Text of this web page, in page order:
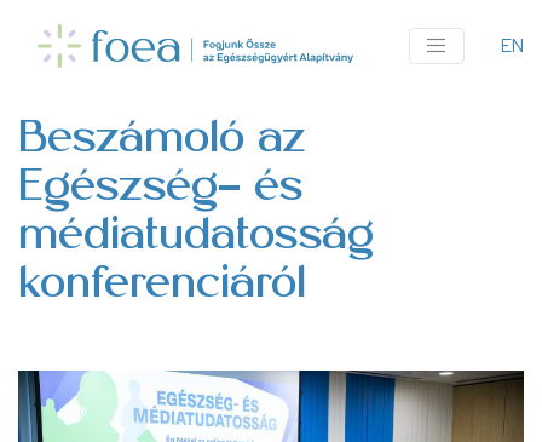
tartalomra
EN
Beszámoló az
Egészség- és
médiatudatosság
konferenciáról